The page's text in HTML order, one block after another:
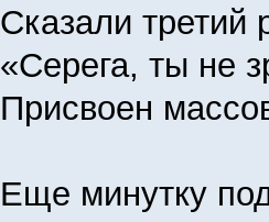
Сказали третий
«Серега, ты не
Присвоен
Еще минутку